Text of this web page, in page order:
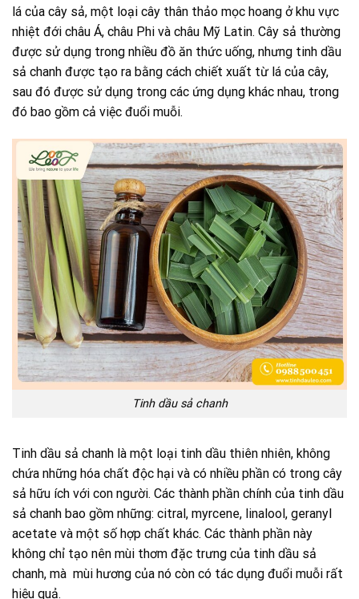
lá của cây sả, một loại cây thân thảo mọc hoang ở khu vực
nhiệt đới châu Á, châu Phi và châu Mỹ Latin. Cây sả thường
được sử dụng trong nhiều đồ ăn thức uống, nhưng tinh dầu
sả chanh được tạo ra bằng cách chiết xuất từ lá của cây,
sau đó được sử dụng trong các ứng dụng khác nhau, trong
đó bao gồm cả việc đuổi muỗi.
Tinh dầu sả chanh
Tinh dầu sả chanh là một loại tinh dầu thiên nhiên, không
chứa những hóa chất độc hại và có nhiều phần có trong cây
sả hữu ích với con người. Các thành phần chính của tinh dầu
sả chanh bao gồm những: citral, myrcene, linalool, geranyl
acetate và một số hợp chất khác. Các thành phần này
không chỉ tạo nên mùi thơm đặc trưng của tinh dầu sả
chanh, mà mùi hương của nó còn có tác dụng đuổi muỗi rất
hiệu quả.